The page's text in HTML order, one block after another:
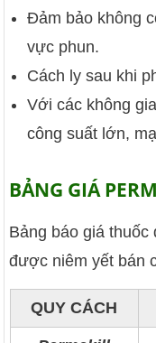
Đảm bảo không
vực phun.
Cách ly sau khi
Với các không
công suất lớn,
BẢNG GIÁ
Bảng báo giá thuốc
được niêm yết bán
QUY CÁCH